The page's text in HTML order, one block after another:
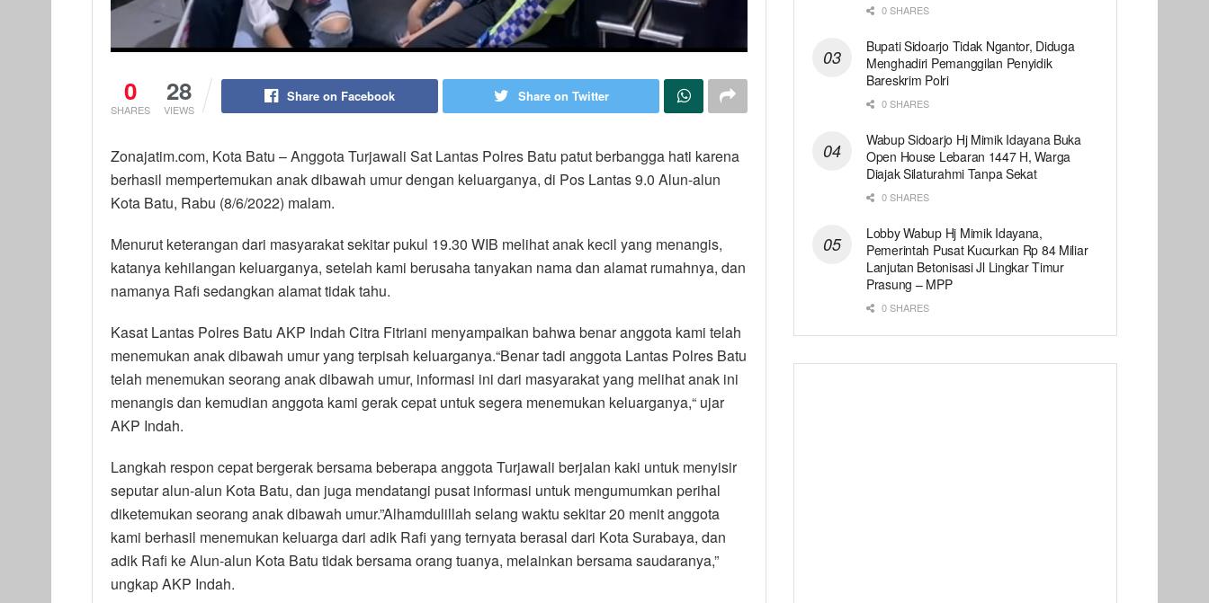
0
SHARES
28
VIEWS
Share on Facebook Share on Twitter
Zonajatim.com, Kota Batu – Anggota Turjawali Sat Lantas Polres Batu patut berbangga hati karena
berhasil mempertemukan anak dibawah umur dengan keluarganya, di Pos Lantas 9.0 Alun-alun
Kota Batu, Rabu (8/6/2022) malam.
Menurut keterangan dari masyarakat sekitar pukul 19.30 WIB melihat anak kecil yang menangis,
katanya kehilangan keluarganya, setelah kami berusaha tanyakan nama dan alamat rumahnya, dan
namanya Rafi sedangkan alamat tidak tahu.
Kasat Lantas Polres Batu AKP Indah Citra Fitriani menyampaikan bahwa benar anggota kami telah
menemukan anak dibawah umur yang terpisah keluarganya.“Benar tadi anggota Lantas Polres Batu
telah menemukan seorang anak dibawah umur, informasi ini dari masyarakat yang melihat anak ini
menangis dan kemudian anggota kami gerak cepat untuk segera menemukan keluarganya,“ ujar
AKP Indah.
Langkah respon cepat bergerak bersama beberapa anggota Turjawali berjalan kaki untuk menyisir
seputar alun-alun Kota Batu, dan juga mendatangi pusat informasi untuk mengumumkan perihal
diketemukan seorang anak dibawah umur.”Alhamdulillah selang waktu sekitar 20 menit anggota
kami berhasil menemukan keluarga dari adik Rafi yang ternyata berasal dari Kota Surabaya, dan
adik Rafi ke Alun-alun Kota Batu tidak bersama orang tuanya, melainkan bersama saudaranya,”
ungkap AKP Indah.
0 SHARES
Bupati Sidoarjo Tidak Ngantor, Diduga
Menghadiri Pemanggilan Penyidik
Bareskrim Polri
0 SHARES
Wabup Sidoarjo Hj Mimik Idayana Buka
Open House Lebaran 1447 H, Warga
Diajak Silaturahmi Tanpa Sekat
0 SHARES
Lobby Wabup Hj Mimik Idayana,
Pemerintah Pusat Kucurkan Rp 84 Miliar
Lanjutan Betonisasi Jl Lingkar Timur
Prasung – MPP
0 SHARES